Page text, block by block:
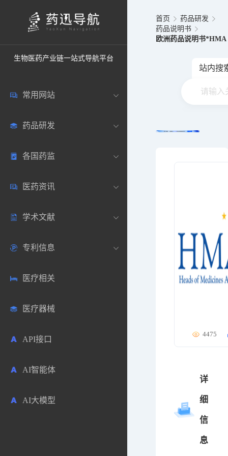
生物医药产业链一站式导航平台
常用网站
中国常用
药圈资讯
邮箱登录
药典网站
药品研发
药研数据库
药品说明书
药物临床
生物数据库
药品市场信息
合成化工
药物分析
毒性数据库
原辅料包材
各国药监
中国
美国
欧洲
日本
其他各国
医药资讯
医药新闻
医药论坛
药研咨询
医药科普
学术文献
学术搜索
SciHub文献
文献下载
文献管理
专利信息
各国专利局官方查询
医药专利
商业专利数据库
免费专利库
医疗相关
医疗器械
API接口
AI智能体
AI大模型
首页
药品研发
药品说明书
欧洲药品说明书*HMA
站内搜
4475
详
细
信
息